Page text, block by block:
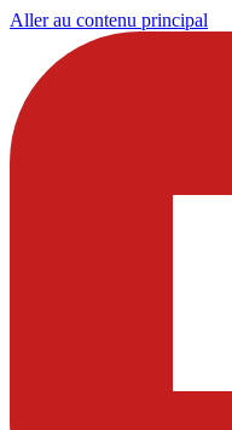
Aller au contenu principal